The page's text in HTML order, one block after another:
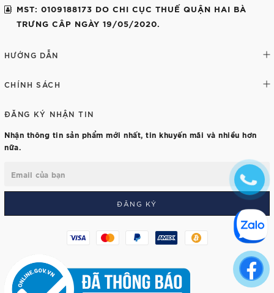
MST: 0109188173 DO CHI CỤC THUẾ QUẬN HAI BÀ
TRƯNG CÂP NGÀY 19/05/2020.
HƯỚNG DẪN
CHÍNH SÁCH
ĐĂNG KÝ NHẬN TIN
Nhận thông tin sản phẩm mới nhất, tin khuyến mãi và nhiều hơn
nữa.
ĐĂNG KÝ